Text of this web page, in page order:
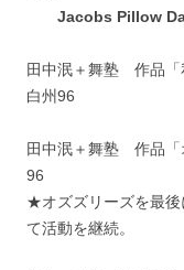
Jacobs Pillow
田中泯＋舞塾 作品「
白州96
田中泯＋舞塾 作品「
96
★オズズリーズを最後
て活動を継続。